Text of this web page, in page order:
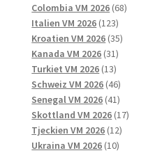
produkter
Colombia VM 2026 6868
Italien VM 2026 123123
produkter
Kroatien VM 2026 3535
Kanada VM 2026 3131
produkter
Turkiet VM 2026 1313
produkter
Schweiz VM 2026 4646
produkter
Senegal VM 2026 4141
produkter
Skottland VM 2026 1717
Tjeckien VM 2026 1212
Ukraina VM 2026 1010